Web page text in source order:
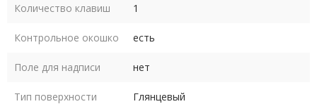
Количество клавиш 1
Контрольное окошко есть
Поле для надписи нет
Тип поверхности Глянцевый